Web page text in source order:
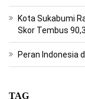
Kota Sukabumi
Skor Tembus
Peran Indonesia
TAG